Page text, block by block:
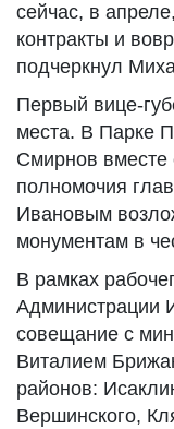
сейчас, в
контракты и
подчеркнул
Первый вице-
места. В Парке
Смирнов
полномочия
Ивановым
монументам в
В рамках
Администрации
совещание с
Виталием
районов:
Вершинского,